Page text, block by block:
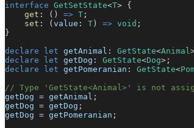
interface GetSetState<T> {
    get
: () => T ;
    set
: ( value : T ) => void ;
}
declare let getAnimal : GetState<Animal
declare let getDog : GetState<Dog>;
declare let getPomeranian : GetState<
// Type 'GetState<Animal>' is not
getDog = getAnimal ;
getDog = getDog ;
getDog = getPomeranian ;